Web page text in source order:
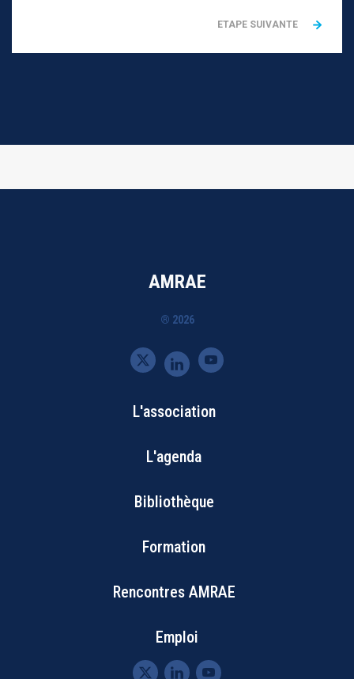
ETAPE SUIVANTE
AMRAE
® 2026
Bottom
Footer
Menu
L'association
L'agenda
Bibliothèque
Formation
Rencontres AMRAE
Emploi